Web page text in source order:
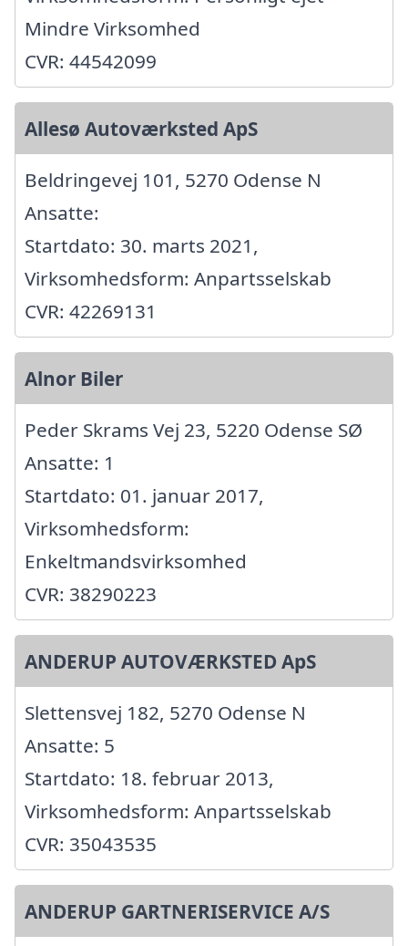
Mindre Virksomhed
CVR: 44542099
Allesø Autoværksted ApS
Beldringevej 101, 5270 Odense N
Ansatte:
Startdato: 30. marts 2021,
Virksomhedsform: Anpartsselskab
CVR: 42269131
Alnor Biler
Peder Skrams Vej 23, 5220 Odense SØ
Ansatte: 1
Startdato: 01. januar 2017,
Virksomhedsform:
Enkeltmandsvirksomhed
CVR: 38290223
ANDERUP AUTOVÆRKSTED ApS
Slettensvej 182, 5270 Odense N
Ansatte: 5
Startdato: 18. februar 2013,
Virksomhedsform: Anpartsselskab
CVR: 35043535
ANDERUP GARTNERISERVICE A/S